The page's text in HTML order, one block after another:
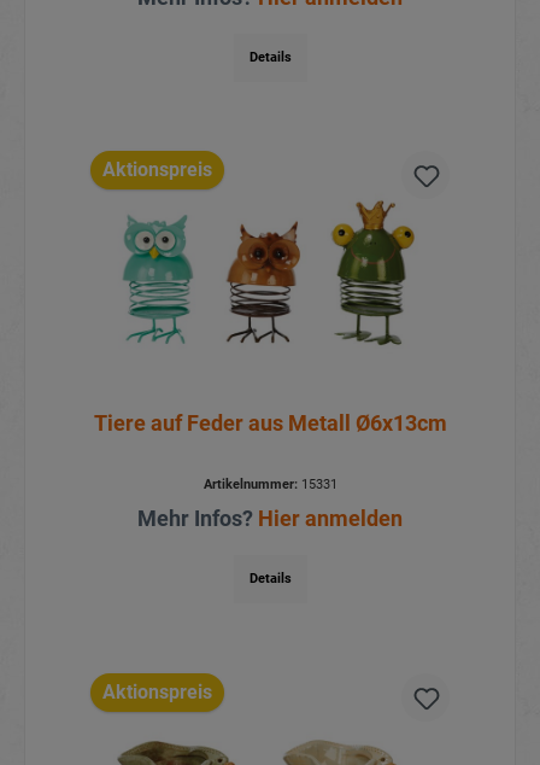
Details
Aktionspreis
Tiere auf Feder aus Metall Ø6x13cm
Artikelnummer:15331
Mehr Infos? Hier anmelden
Details
Aktionspreis